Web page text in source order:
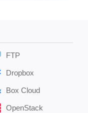
FTP
Dropbox
Box Cloud
OpenStack